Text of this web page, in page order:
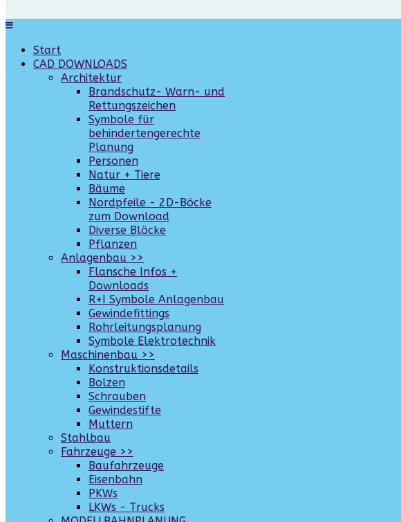
Start
CAD DOWNLOADS
Architektur
Brandschutz- Warn- und
Rettungszeichen
Symbole für
behindertengerechte
Planung
Personen
Natur + Tiere
Bäume
Nordpfeile - 2D-Böcke
zum Download
Diverse Blöcke
Pflanzen
Anlagenbau >>
Flansche Infos +
Downloads
R+I Symbole Anlagenbau
Gewindefittings
Rohrleitungsplanung
Symbole Elektrotechnik
Maschinenbau >>
Konstruktionsdetails
Bolzen
Schrauben
Gewindestifte
Muttern
Stahlbau
Fahrzeuge >>
Baufahrzeuge
Eisenbahn
PKWs
LKWs - Trucks